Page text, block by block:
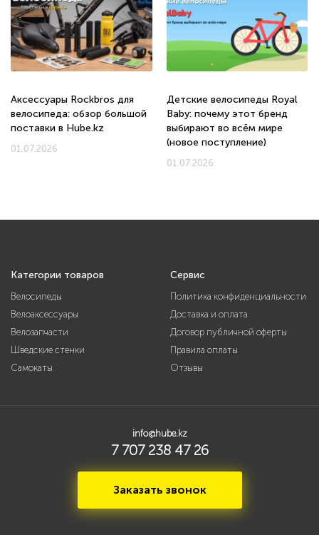
Аксессуары Rockbros для
велосипеда: обзор большой
поставки в Hube.kz
01.07.2026
Детские велосипеды Royal
Baby: почему этот бренд
выбирают во всём мире
(новое поступление)
01.07.2026
Категории товаров
Велосипеды
Велоаксессуары
Велозапчасти
Шведские стенки
Самокаты
Сервис
Политика конфиденциальности
Доставка и оплата
Договор публичной оферты
Правила оплаты
Отзывы
info@hube.kz
7 707 238 47 26
Заказать звонок